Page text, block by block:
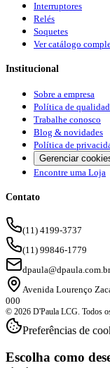
Interruptores
Relés
Soquetes
Ver catálogo
Institucional
Sobre a empresa
Política de
Trabalhe conosco
Blog & novidades
Política de
Gerenciar
Encontre uma Loja
Contato
(11) 4199-3737
(11) 99846-1779
dpaula@dpaula.com.br
Avenida Lourenço
000
© 2026 D'Paula LCG. Todos
Preferências de
Escolha como